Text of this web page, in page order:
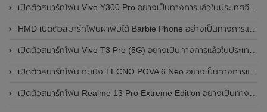
เปิดตัวสมาร์ทโฟน Vivo Y300 Pro อย่างเป็นทางการแล้วในประเทศจีน มาพร้อมดีไซน์พรีเมี่ยม ทนทาน และแบตเตอรี่สุดอึดขนาดใหญ่ 6,500mAh พร้อมรองรับการชาร์จไว 80W
HMD เปิดตัวสมาร์ทโฟนฝาพับได้ Barbie Phone อย่างเป็นทางการแล้ว มาพร้อมธีมสีชมพูสดใส
เปิดตัวสมาร์ทโฟน Vivo T3 Pro (5G) อย่างเป็นทางการแล้วในประเทศอินเดีย
เปิดตัวสมาร์ทโฟนเกมมิ่ง TECNO POVA 6 Neo อย่างเป็นทางการแล้วในประเทศไทย ในราคา 8,499 บาท
เปิดตัวสมาร์ทโฟน Realme 13 Pro Extreme Edition อย่างเป็นทางการแล้วในประเทศจีน